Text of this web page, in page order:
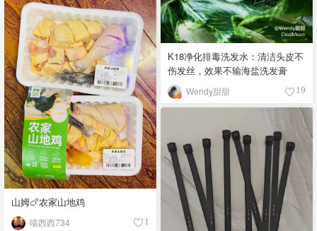
K18净化排毒洗发水：清洁头皮不
伤发丝，效果不输海盐洗发膏
Wendy甜甜 19
山姆🍗农家山地鸡
喵西西734 1